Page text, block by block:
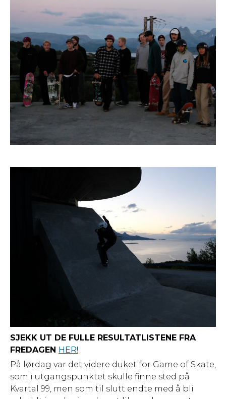
SJEKK UT DE FULLE RESULTATLISTENE FRA
FREDAGEN HER!
På lørdag var det videre duket for Game of Skate,
som i utgangspunktet skulle finne sted på
Kvartal 99, men som til slutt endte med å bli